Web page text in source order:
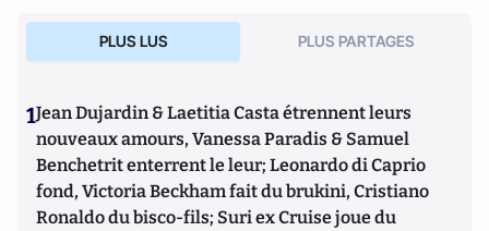
PLUS LUS PLUS PARTAGES
1Jean Dujardin & Laetitia Casta étrennent leurs
nouveaux amours, Vanessa Paradis & Samuel
Benchetrit enterrent le leur; Leonardo di Caprio
fond, Victoria Beckham fait du brukini, Cristiano
Ronaldo du bisco-fils; Suri ex Cruise joue du